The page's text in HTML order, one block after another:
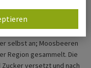
aus Niedergallmigg an
seine Fruchtliköre wie
selbst an; Moosbeeren
Region gesammelt. Die
versetzt und nach